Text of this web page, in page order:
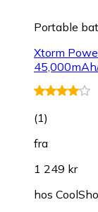
Portable
Xtorm
(1)
fra
1 249 kr
hos